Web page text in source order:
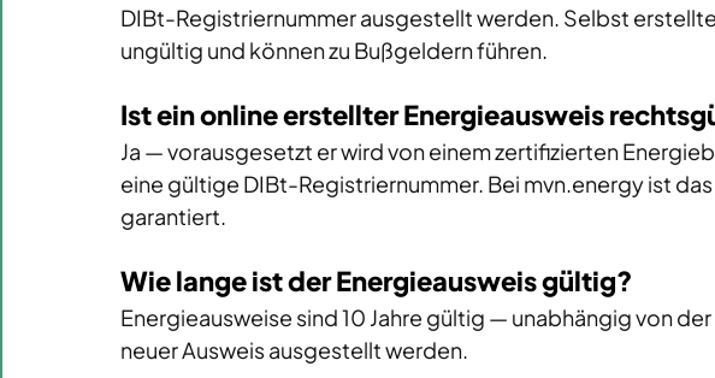
DIBt-Registriernummer ausgestellt werden. Selbst
ungültig und können zu Bußgeldern führen.
Ist ein online erstellter Energieausweis
Ja — vorausgesetzt er wird von einem zertifizierten
eine gültige DIBt-Registriernummer. Bei mvn.energy ist
garantiert.
Wie lange ist der Energieausweis gültig?
Energieausweise sind 10 Jahre gültig — unabhängig von
neuer Ausweis ausgestellt werden.